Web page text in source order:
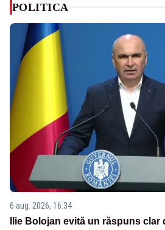
POLITICA
6 aug. 2026, 16:34
Ilie Bolojan evită un răspuns clar